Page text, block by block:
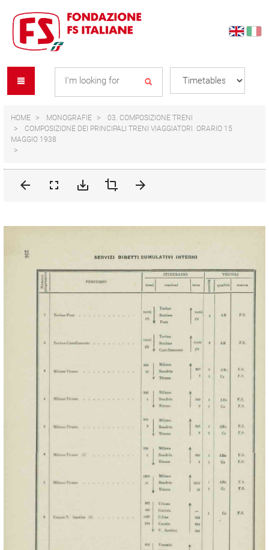
content
navigation
menu
HOME MONOGRAFIE
03. COMPOSIZIONE TRENI
COMPOSIZIONE DEI PRINCIPALI TRENI VIAGGIATORI. ORARIO 15
MAGGIO 1938